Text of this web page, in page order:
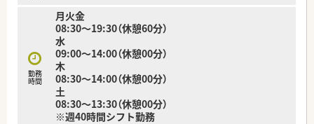
勤務
時間
月火金
08:30～19:30（休憩60分）
水
09:00～14:00（休憩00分）
木
08:30～14:00（休憩00分）
土
08:30～13:30（休憩00分）
※週40時間シフト勤務